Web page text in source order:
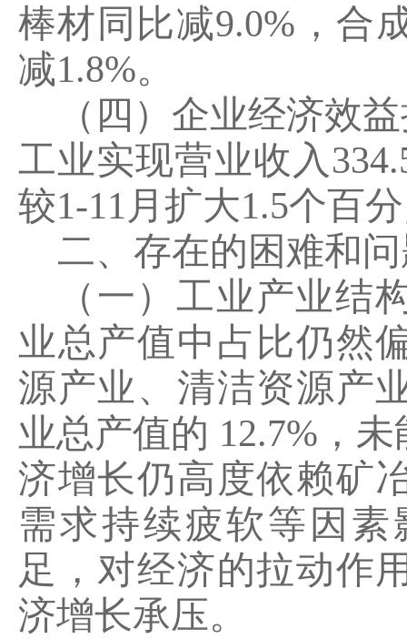
棒材同比减9.0% ，合
减1.8%。
（四）企业经济效
工业实现营业收入
较1-11 月扩大1.5个百
二、存在的困难和
（一）工业产业结
业总产值中占比仍然
源产业、清洁资源产
业总产值的 12.7% ，
济增长仍高度依赖矿
需求持续疲软等因
足，对经济的拉动作
济增长承压。